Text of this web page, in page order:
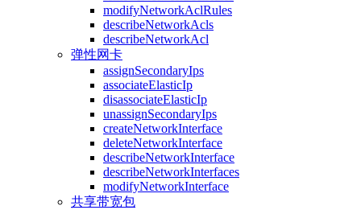
modifyNetworkAclRules
describeNetworkAcls
describeNetworkAcl
弹性网卡
assignSecondaryIps
associateElasticIp
disassociateElasticIp
unassignSecondaryIps
createNetworkInterface
deleteNetworkInterface
describeNetworkInterface
describeNetworkInterfaces
modifyNetworkInterface
共享带宽包